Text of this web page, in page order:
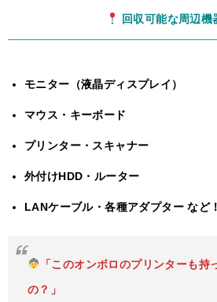
回収可能な周辺機
モニター（液晶ディスプレイ）
マウス・キーボード
プリンター・スキャナー
外付けHDD・ルーター
LANケーブル・各種アダプター など！
「このオンボロのプリンターも持
の？」